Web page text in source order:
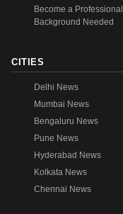
Become a
Background Needed
CITIES
Delhi News
Mumbai News
Bengaluru News
Pune News
Hyderabad News
Kolkata News
Chennai News